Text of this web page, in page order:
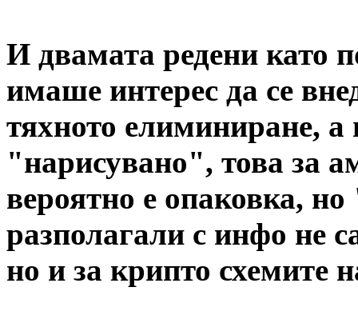
И двамата редени като
имаше интерес да се
тяхното елиминиране, а
"нарисувано", това за
вероятно е опаковка,
разполагали с инфо не
но и за крипто схемите